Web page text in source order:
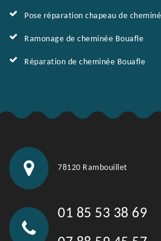
Pose réparation chapeau de
Ramonage de cheminée Bouafle
Réparation de cheminée Bouafle
78120 Rambouillet
01 85 53 38 69